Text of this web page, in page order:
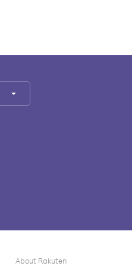
About Rakuten